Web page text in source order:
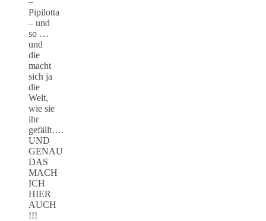
Pipilotta
– und
so …
und
die
macht
sich ja
die
Welt,
wie sie
ihr
gefällt….
UND
GENAU
DAS
MACH
ICH
HIER
AUCH
!!!